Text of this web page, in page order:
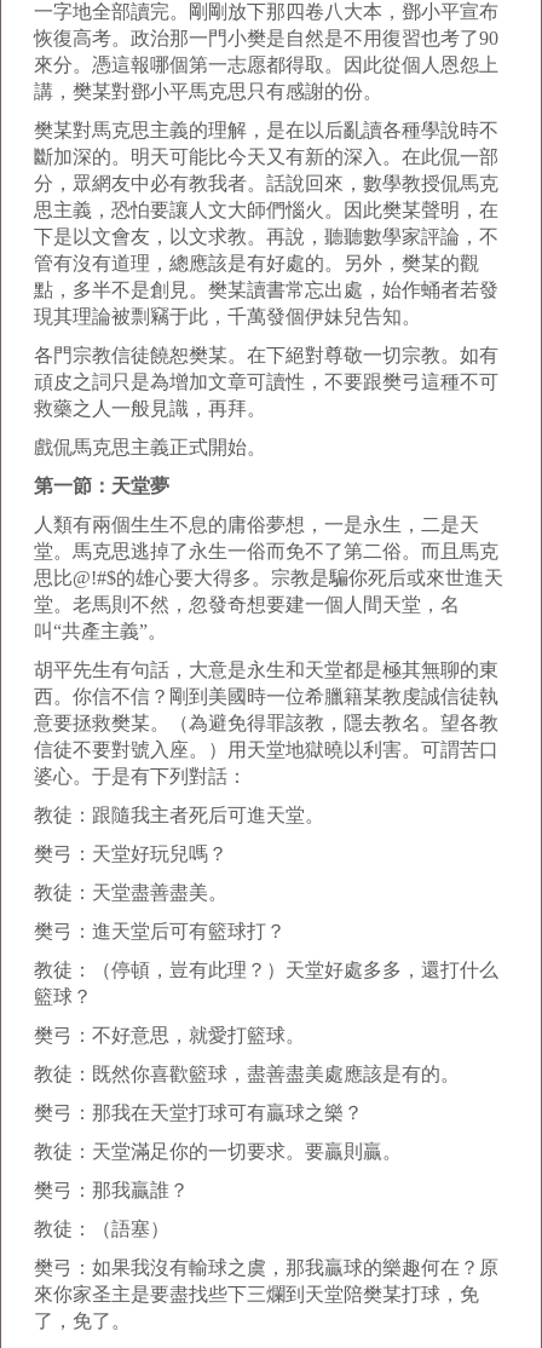
一字地全部讀完。剛剛放下那四卷八大本，鄧小平宣布
恢復高考。政治那一門小樊是自然是不用復習也考了90
來分。憑這報哪個第一志愿都得取。因此從個人恩怨上
講，樊某對鄧小平馬克思只有感謝的份。
樊某對馬克思主義的理解，是在以后亂讀各種學說時不
斷加深的。明天可能比今天又有新的深入。在此侃一部
分，眾網友中必有教我者。話說回來，數學教授侃馬克
思主義，恐怕要讓人文大師們惱火。因此樊某聲明，在
下是以文會友，以文求教。再說，聽聽數學家評論，不
管有沒有道理，總應該是有好處的。另外，樊某的觀
點，多半不是創見。樊某讀書常忘出處，始作蛹者若發
現其理論被剽竊于此，千萬發個伊妹兒告知。
各門宗教信徒饒恕樊某。在下絕對尊敬一切宗教。如有
頑皮之詞只是為增加文章可讀性，不要跟樊弓這種不可
救藥之人一般見識，再拜。
戲侃馬克思主義正式開始。
第一節：天堂夢
人類有兩個生生不息的庸俗夢想，一是永生，二是天
堂。馬克思逃掉了永生一俗而免不了第二俗。而且馬克
思比@!#$的雄心要大得多。宗教是騙你死后或來世進天
堂。老馬則不然，忽發奇想要建一個人間天堂，名
叫“共產主義”。
胡平先生有句話，大意是永生和天堂都是極其無聊的東
西。你信不信？剛到美國時一位希臘籍某教虔誠信徒執
意要拯救樊某。（為避免得罪該教，隱去教名。望各教
信徒不要對號入座。）用天堂地獄曉以利害。可謂苦口
婆心。于是有下列對話：
教徒：跟隨我主者死后可進天堂。
樊弓：天堂好玩兒嗎？
教徒：天堂盡善盡美。
樊弓：進天堂后可有籃球打？
教徒：（停頓，豈有此理？）天堂好處多多，還打什么
籃球？
樊弓：不好意思，就愛打籃球。
教徒：既然你喜歡籃球，盡善盡美處應該是有的。
樊弓：那我在天堂打球可有贏球之樂？
教徒：天堂滿足你的一切要求。要贏則贏。
樊弓：那我贏誰？
教徒：（語塞）
樊弓：如果我沒有輸球之虞，那我贏球的樂趣何在？原
來你家圣主是要盡找些下三爛到天堂陪樊某打球，免
了，免了。